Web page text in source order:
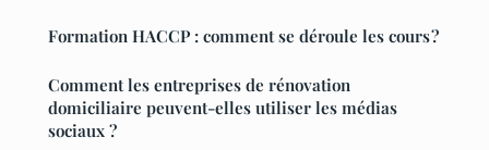
Formation HACCP : comment se déroule les cours ?
Comment les entreprises de rénovation
domiciliaire peuvent-elles utiliser les médias
sociaux ?